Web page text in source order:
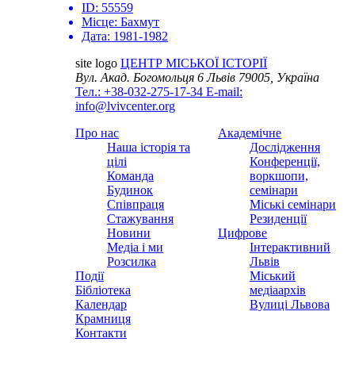
ID: 55559
Місце: Бахмут
Дата: 1981-1982
site logo ЦЕНТР МІСЬКОЇ ІСТОРІЇ
Вул. Акад. Богомольця 6Львів 79005, Україна
Тел.: +38-032-275-17-34 E-mail:
info@lvivcenter.org
Про нас
Наша історія та
цілі
Команда
Будинок
Співпраця
Стажування
Новини
Медіа і ми
Розсилка
Події
Бібліотека
Календар
Крамниця
Контакти
Академічне
Дослідження
Конференції,
воркшопи,
семінари
Міські семінари
Резиденції
Цифрове
Інтерактивний
Львів
Міський
медіаархів
Вулиці Львова